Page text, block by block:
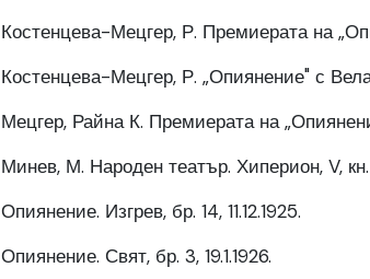
Костенцева-Мецгер, Р. Премиерата на
Костенцева-Мецгер, Р. „Опиянение" с
Мецгер, Райна К. Премиерата на
Минев, М. Народен театър. Хиперион, V,
Опиянение. Изгрев, бр. 14, 11.12.1925.
Опиянение. Свят, бр. 3, 19.1.1926.